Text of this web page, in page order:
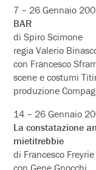
7 – 26 Gennaio
BAR
di Spiro Scimone
regia Valerio
con Francesco
scene e costumi
produzione
14 – 26 Gennaio
La constatazione
mietitrebbie
di Francesco